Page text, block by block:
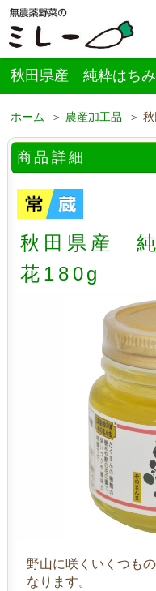
秋田県産 純粋はち
ホーム ＞ 農産加工品 ＞
商品詳細
秋田県産
花180g
野山に咲くいくつも
なります。